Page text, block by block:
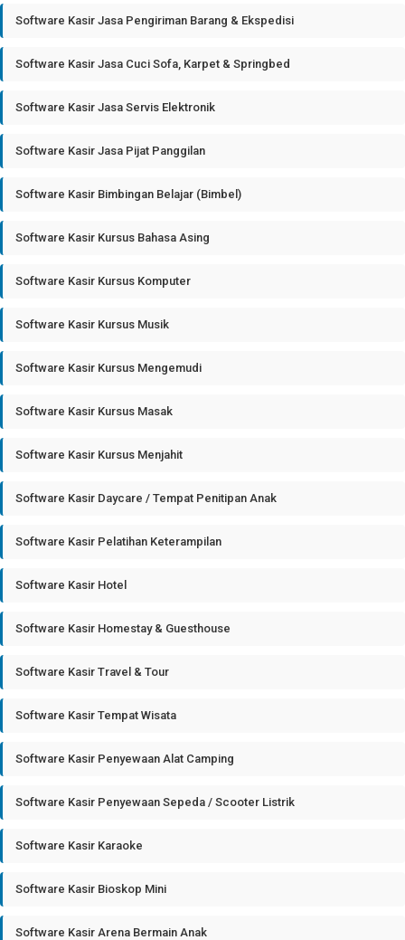
Software Kasir Jasa Pengiriman Barang & Ekspedisi
Software Kasir Jasa Cuci Sofa, Karpet & Springbed
Software Kasir Jasa Servis Elektronik
Software Kasir Jasa Pijat Panggilan
Software Kasir Bimbingan Belajar (Bimbel)
Software Kasir Kursus Bahasa Asing
Software Kasir Kursus Komputer
Software Kasir Kursus Musik
Software Kasir Kursus Mengemudi
Software Kasir Kursus Masak
Software Kasir Kursus Menjahit
Software Kasir Daycare / Tempat Penitipan Anak
Software Kasir Pelatihan Keterampilan
Software Kasir Hotel
Software Kasir Homestay & Guesthouse
Software Kasir Travel & Tour
Software Kasir Tempat Wisata
Software Kasir Penyewaan Alat Camping
Software Kasir Penyewaan Sepeda / Scooter Listrik
Software Kasir Karaoke
Software Kasir Bioskop Mini
Software Kasir Arena Bermain Anak